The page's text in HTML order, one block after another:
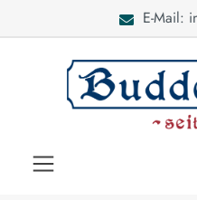
E-Mail: